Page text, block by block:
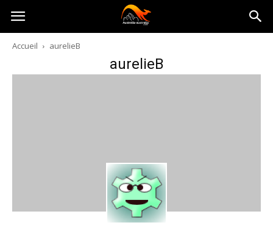
Australia-
australie.com
Accueil aurelieB
aurelieB